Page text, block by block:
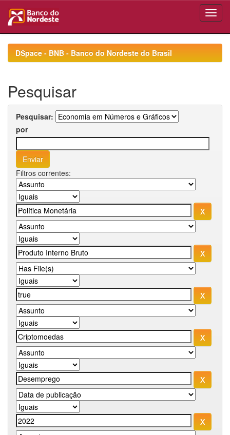
navigationDSpace - BNB - Banco do Nordeste do Brasil
Pesquisar
Pesquisar:
por
Filtros correntes: